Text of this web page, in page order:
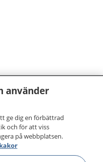
använder
ge dig en förbättrad
och för att viss
på webbplatsen.